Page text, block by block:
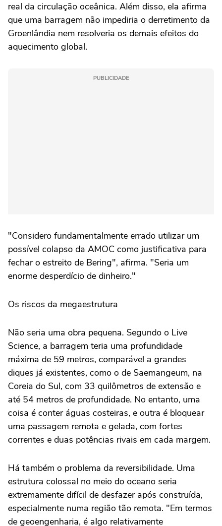
real da circulação oceânica. Além disso, ela afirma
que uma barragem não impediria o derretimento da
Groenlândia nem resolveria os demais efeitos do
aquecimento global.
PUBLICIDADE
"Considero fundamentalmente errado utilizar um
possível colapso da AMOC como justificativa para
fechar o estreito de Bering", afirma. "Seria um
enorme desperdício de dinheiro."
Os riscos da megaestrutura
Não seria uma obra pequena. Segundo o Live
Science, a barragem teria uma profundidade
máxima de 59 metros, comparável a grandes
diques já existentes, como o de Saemangeum, na
Coreia do Sul, com 33 quilômetros de extensão e
até 54 metros de profundidade. No entanto, uma
coisa é conter águas costeiras, e outra é bloquear
uma passagem remota e gelada, com fortes
correntes e duas potências rivais em cada margem.
Há também o problema da reversibilidade. Uma
estrutura colossal no meio do oceano seria
extremamente difícil de desfazer após construída,
especialmente numa região tão remota. "Em termos
de geoengenharia, é algo relativamente